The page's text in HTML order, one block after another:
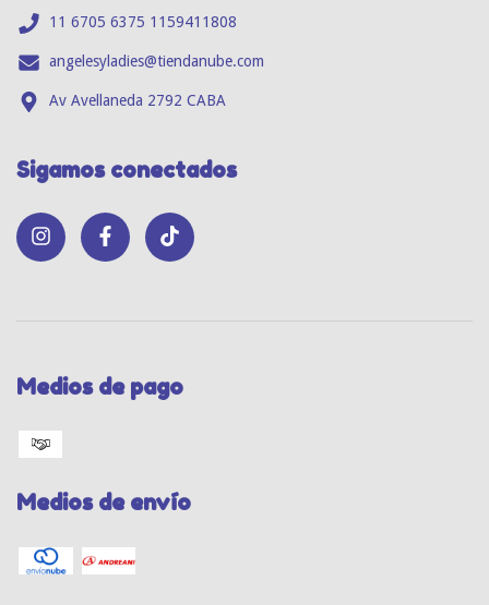
11 6705 6375 1159411808
angelesyladies@tiendanube.com
Av Avellaneda 2792 CABA
Sigamos conectados
Medios de pago
Medios de envío